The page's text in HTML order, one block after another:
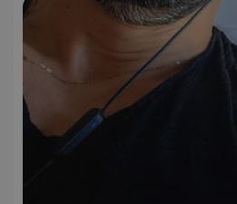
Τα απολύτως απαραίτητα
βασικές λειτουργίες του
σύνδεση χρήστη και τη
Ο ιστότοπος δεν μπορεί να
χωρίς τα απολύτως απαραίτητα
Ονοματεπώνυμο
usprivacy